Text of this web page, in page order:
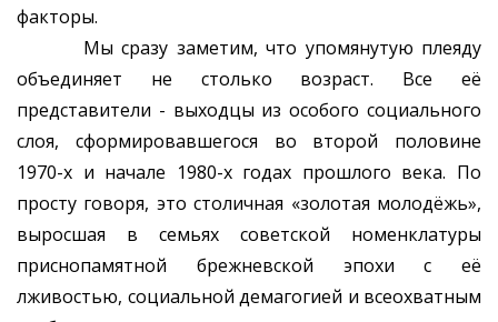
факторы.
Мы сразу заметим, что упомянутую плеяду
объединяет не столько возраст. Все её
представители - выходцы из особого социального
слоя, сформировавшегося во второй половине
1970-х и начале 1980-х годах прошлого века. По
просту говоря, это столичная «золотая молодёжь»,
выросшая в семьях советской номенклатуры
приснопамятной брежневской эпохи с её
лживостью, социальной демагогией и всеохватным